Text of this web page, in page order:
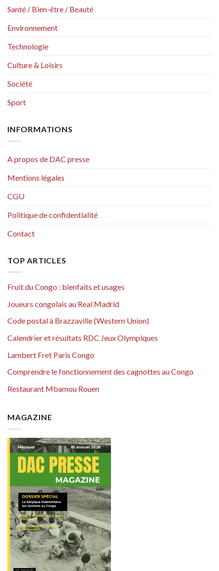
Santé / Bien-être / Beauté
Environnement
Technologie
Culture & Loisirs
Société
Sport
INFORMATIONS
A propos de DAC presse
Mentions légales
CGU
Politique de confidentialité
Contact
TOP ARTICLES
Fruit du Congo : bienfaits et usages
Joueurs congolais au Real Madrid
Code postal à Brazzaville (Western Union)
Calendrier et résultats RDC Jeux Olympiques
Lambert Fret Paris Congo
Comprendre le fonctionnement des cagnottes au Congo
Restaurant Mbamou Rouen
MAGAZINE